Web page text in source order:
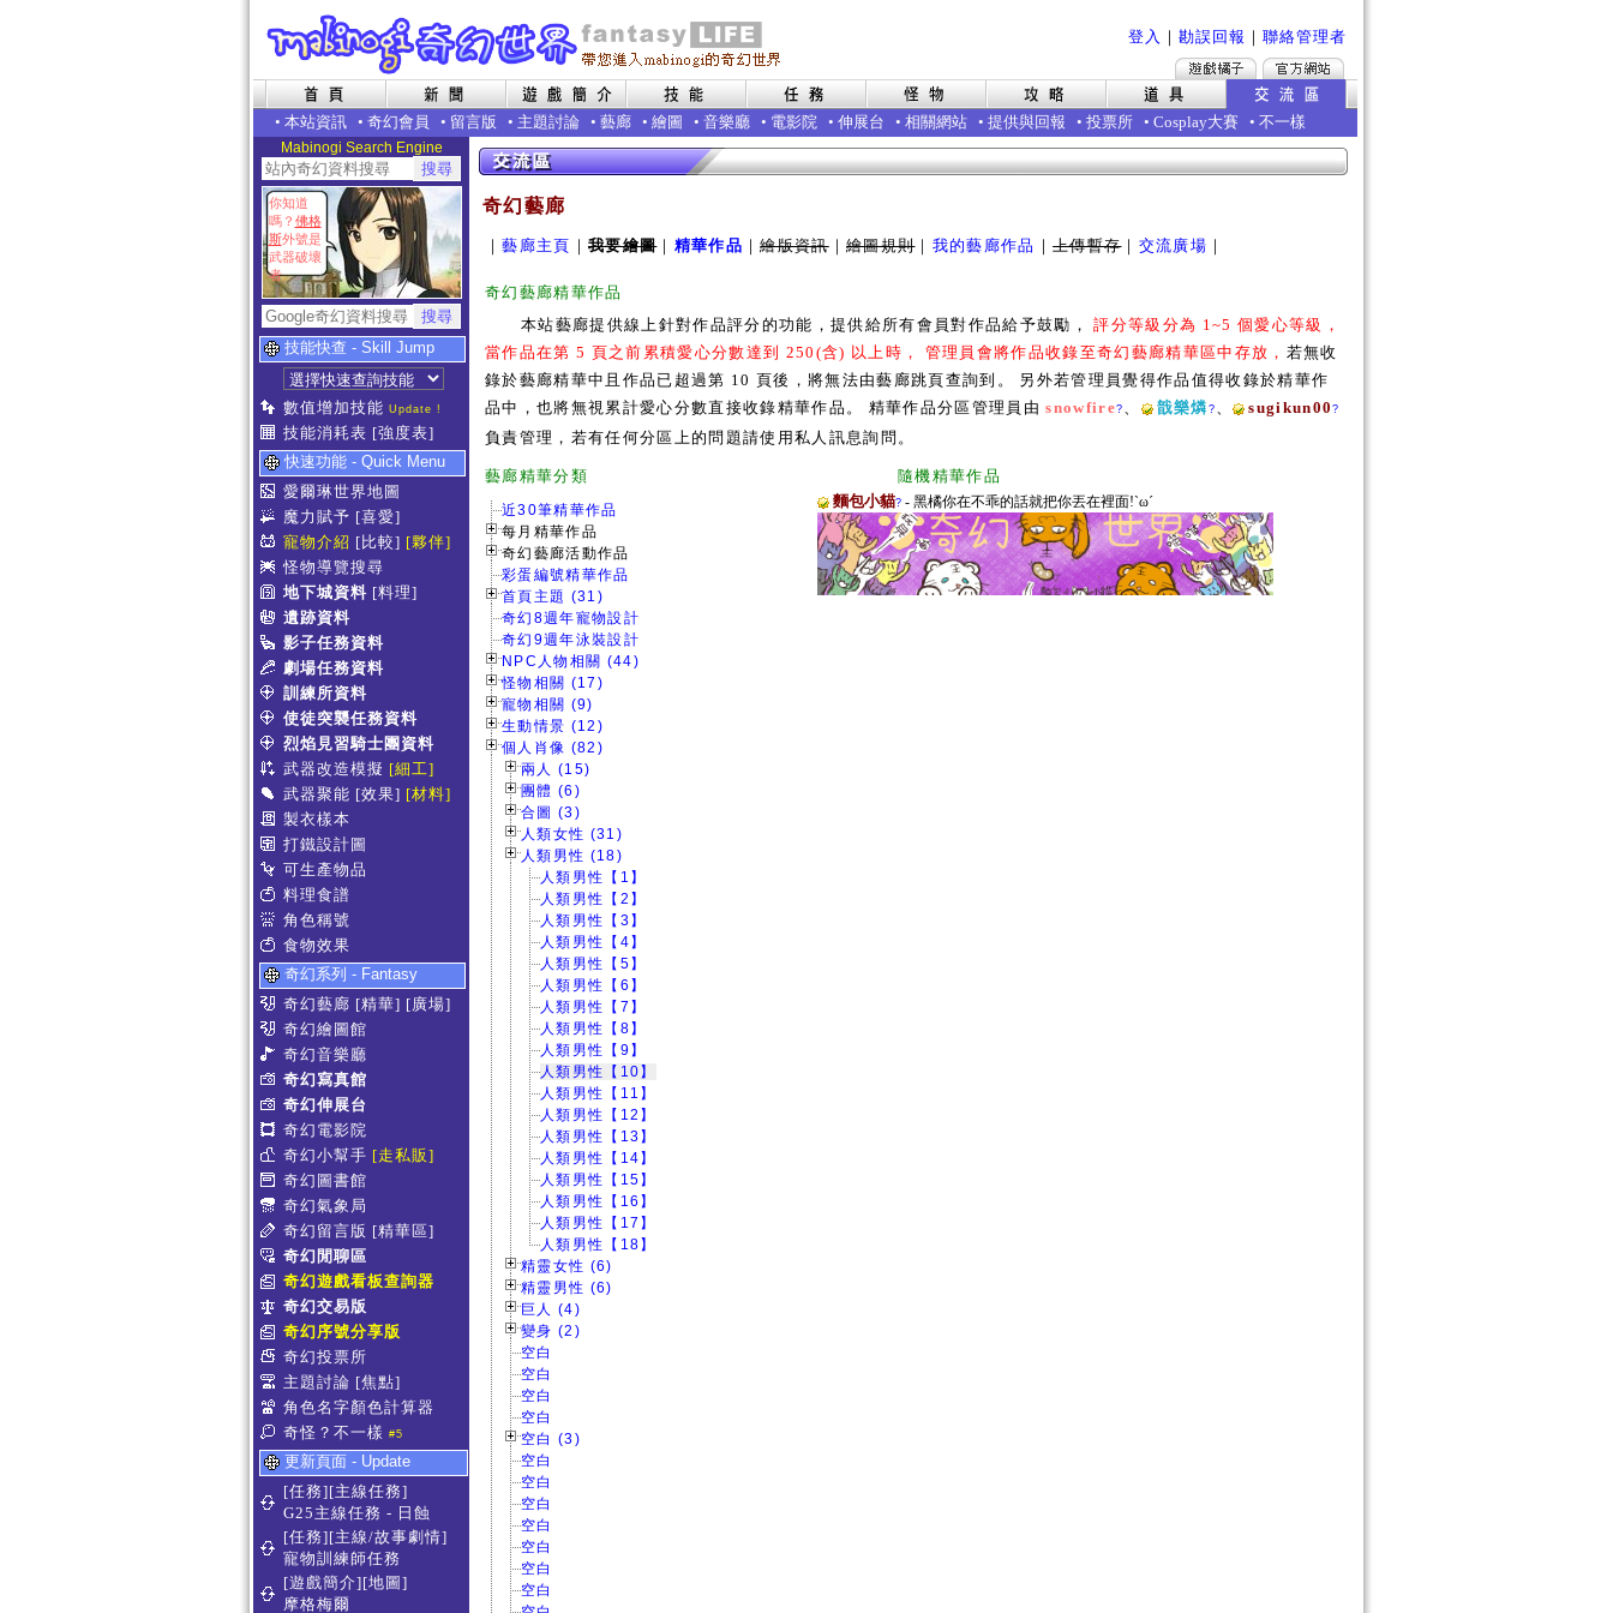
登入 ｜ 勘誤回報 ｜ 聯絡管理者
• 本站資訊 • 奇幻會員 • 留言版 • 主題討論 • 藝廊 • 繪圖 • 音樂廳 • 電影院 • 伸展台 • 相關網站 • 提供與回報 • 投票所 • Cosplay大賽 • 不一樣
Mabinogi Search Engine
你知道
嗎？ 佛格
斯外號是
武器破壞
者
技能快查 - Skill Jump
數值增加技能 Update !
技能消耗表 [強度表]
快速功能 - Quick Menu
愛爾琳世界地圖
魔力賦予 [喜愛]
寵物介紹 [比較] [夥伴]
怪物導覽搜尋
地下城資料 [料理]
遺跡資料
影子任務資料
劇場任務資料
訓練所資料
使徒突襲任務資料
烈焰見習騎士團資料
武器改造模擬 [細工]
武器聚能 [效果] [材料]
製衣樣本
打鐵設計圖
可生產物品
料理食譜
角色稱號
食物效果
奇幻系列 - Fantasy
奇幻藝廊 [精華] [廣場]
奇幻繪圖館
奇幻音樂廳
奇幻寫真館
奇幻伸展台
奇幻電影院
奇幻小幫手 [走私販]
奇幻圖書館
奇幻氣象局
奇幻留言版 [精華區]
奇幻閒聊區
奇幻遊戲看板查詢器
奇幻交易版
奇幻序號分享版
奇幻投票所
主題討論 [焦點]
角色名字顏色計算器
奇怪？不一樣 #5
更新頁面 - Update
[任務][主線任務]
G25主線任務 - 日蝕
[任務][主線/故事劇情]
寵物訓練師任務
[遊戲簡介][地圖]
摩格梅爾
奇幻藝廊
｜藝廊主頁 ｜我要繪圖｜ 精華作品 ｜繪版資訊｜繪圖規則｜ 我的藝廊作品 ｜上傳暫存｜ 交流廣場 ｜
奇幻藝廊精華作品
本站藝廊提供線上針對作品評分的功能，提供給所有會員對作品給予鼓勵，評分等級分為 1~5 個愛心等級，
當作品在第 5 頁之前累積愛心分數達到 250(含) 以上時， 管理員會將作品收錄至奇幻藝廊精華區中存放， 若無收
錄於藝廊精華中且作品已超過第 10 頁後，將無法由藝廊跳頁查詢到。 另外若管理員覺得作品值得收錄於精華作
品中，也將無視累計愛心分數直接收錄精華作品。 精華作品分區管理員由snowfire? 、 戠樂燐 ? 、 sugikun00?
負責管理，若有任何分區上的問題請使用私人訊息詢問。
藝廊精華分類 隨機精華作品
近30筆精華作品
每月精華作品
奇幻藝廊活動作品
彩蛋編號精華作品
首頁主題 (31)
奇幻8週年寵物設計
奇幻9週年泳裝設計
NPC人物相關 (44)
怪物相關 (17)
寵物相關 (9)
生動情景 (12)
個人肖像 (82)
兩人 (15)
團體 (6)
合圖 (3)
人類女性 (31)
人類男性 (18)
人類男性【1】
人類男性【2】
人類男性【3】
人類男性【4】
人類男性【5】
人類男性【6】
人類男性【7】
人類男性【8】
人類男性【9】
人類男性【10】
人類男性【11】
人類男性【12】
人類男性【13】
人類男性【14】
人類男性【15】
人類男性【16】
人類男性【17】
人類男性【18】
精靈女性 (6)
精靈男性 (6)
巨人 (4)
變身 (2)
空白
空白
空白
空白
空白 (3)
空白
空白
空白
空白
空白
空白
空白
麵包小貓? - 黑橘你在不乖的話就把你丟在裡面!ˋωˊ